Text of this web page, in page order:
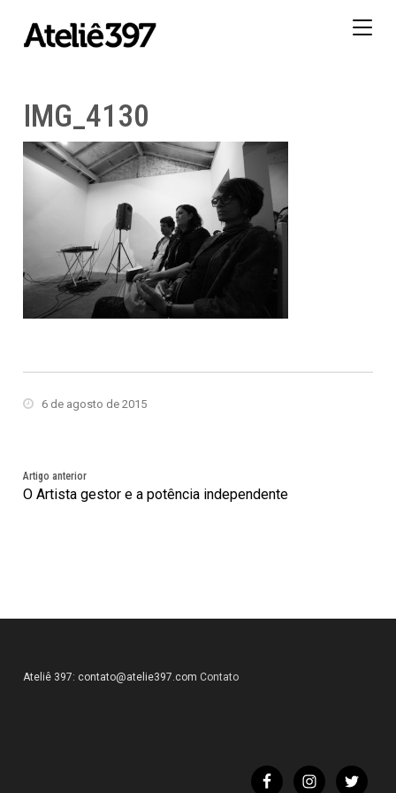
IMG_4130
6 de agosto de 2015
Artigo anterior
O Artista gestor e a potência independente
Ateliê 397: contato@atelie397.com Contato